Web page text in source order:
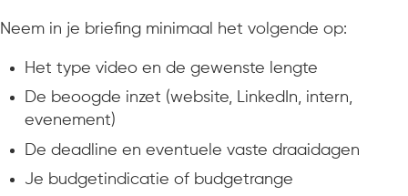
Neem in je briefing minimaal het volgende op:
Het type video en de gewenste lengte
De beoogde inzet (website, LinkedIn, intern,
evenement)
De deadline en eventuele vaste draaidagen
Je budgetindicatie of budgetrange